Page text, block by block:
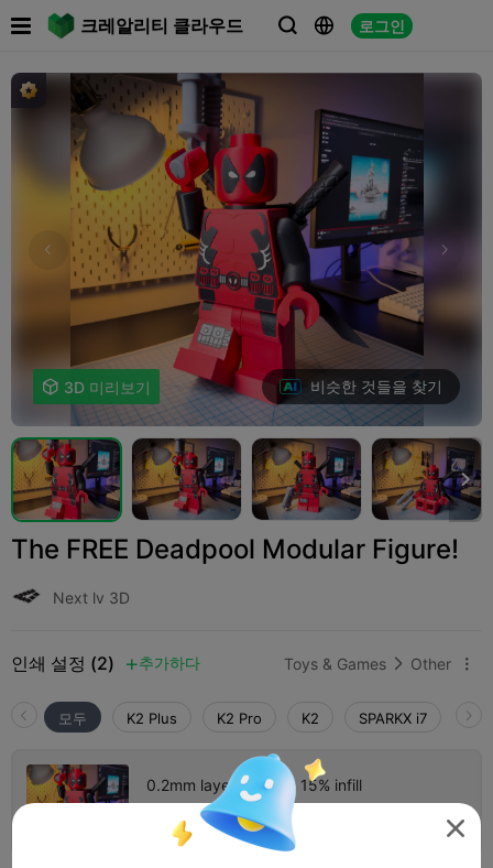
크레알리티 클라우드   로그인
 
 3D 미리보기 비슷한 것들을 찾기

The FREE Deadpool Modular Figure!
Next lv 3D
인쇄 설정 (2)  추가하다 Toys & Games  Other 
모두 K2 Plus K2 Pro K2 SPARKX i7
0.2mm layer, 2 walls, 15% infill
 1d 22h 9 플레이트
